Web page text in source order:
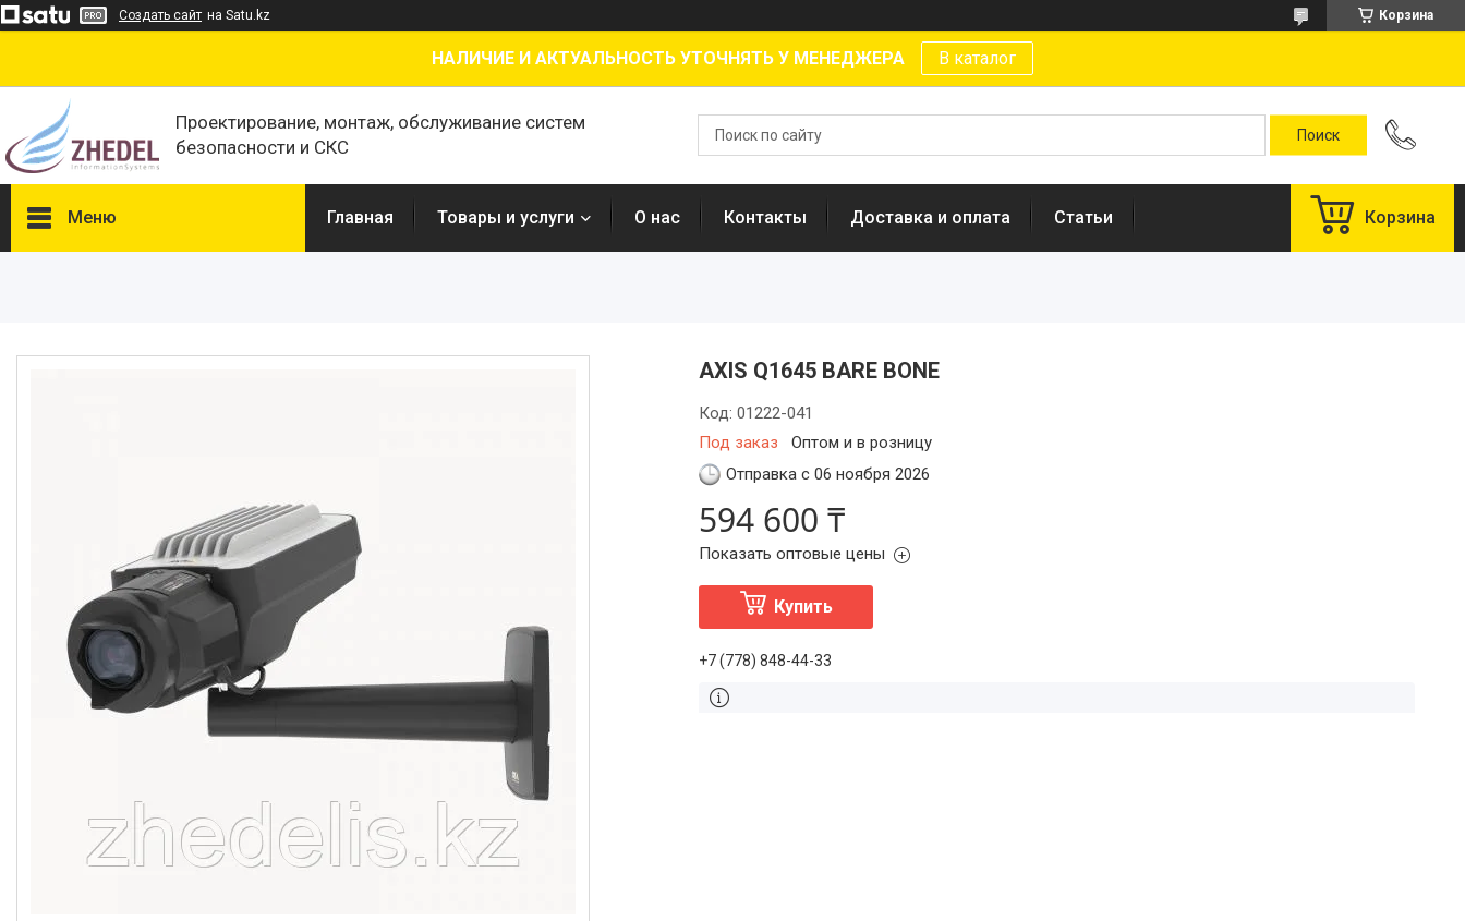
Создать сайт на Satu.kz Корзина
НАЛИЧИЕ И АКТУАЛЬНОСТЬ УТОЧНЯТЬ У МЕНЕДЖЕРА В каталог
Проектирование, монтаж, обслуживание систем
безопасности и СКС
Меню Главная Товары и услуги О нас Контакты Доставка и оплата Статьи Корзина
AXIS Q1645 BARE BONE
Под заказ Оптом и в розницу
Код:01222-041
Отправка с 06 ноября 2026
594 600 ₸
Показать оптовые цены
Купить
+7 (778) 848-44-33